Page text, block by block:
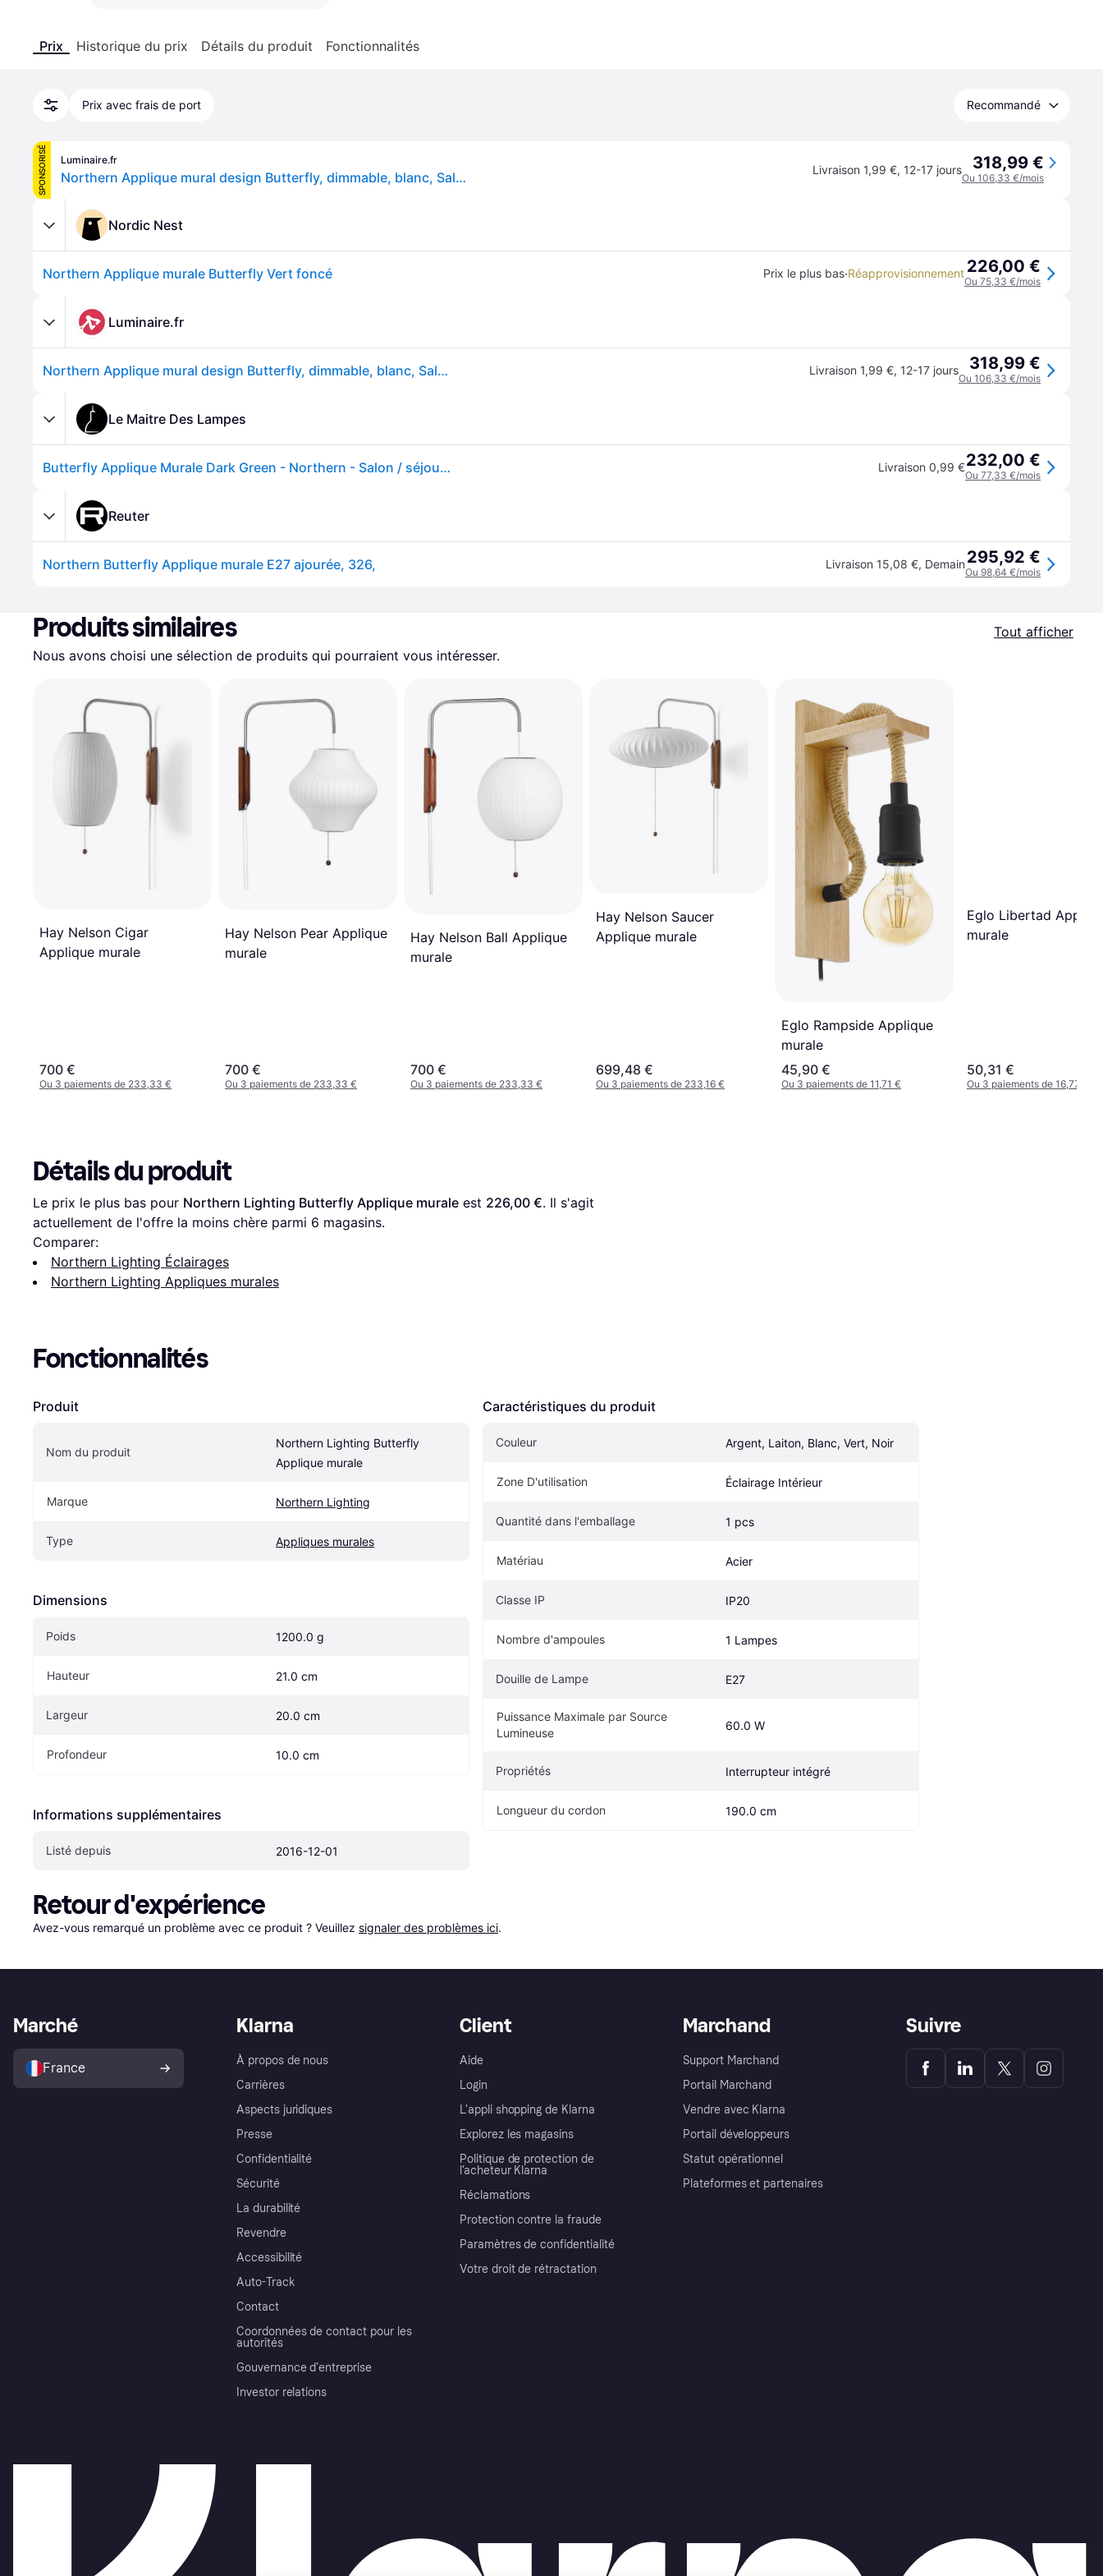
Prix Historique du prix Détails du produit Fonctionnalités
Prix avec frais de port Recommandé
SPONSORISÉ Luminaire.fr
Northern Applique mural design Butterfly, dimmable, blanc, Salon / Salle à manger, Métal, Design, Applique Livraison 1,99 €, 12-17 jours 318,99 €
Ou 106,33 €/mois
Nordic Nest
Northern Applique murale Butterfly Vert foncé Prix le plus bas·Réapprovisionnement 226,00 €
Ou 75,33 €/mois
Luminaire.fr
Northern Applique mural design Butterfly, dimmable, blanc, Salon / Salle à manger, Métal, Design, Applique Livraison 1,99 €, 12-17 jours 318,99 €
Ou 106,33 €/mois
Le Maitre Des Lampes
Butterfly Applique Murale Dark Green - Northern - Salon / séjour - Design - Métal - Multi-ampoules Livraison 0,99 €232,00 €
Ou 77,33 €/mois
Reuter
Northern Butterfly Applique murale E27 ajourée, 326, Livraison 15,08 €, Demain 295,92 €
Ou 98,64 €/mois
Produits similaires
Tout afficher
Nous avons choisi une sélection de produits qui pourraient vous intéresser.
Hay Nelson Cigar
Applique murale
700 €
Ou 3 paiements de 233,33 €
Hay Nelson Pear Applique
murale
700 €
Ou 3 paiements de 233,33 €
Hay Nelson Ball Applique
murale
700 €
Ou 3 paiements de 233,33 €
Hay Nelson Saucer
Applique murale
699,48 €
Ou 3 paiements de 233,16 €
Eglo Rampside Applique
murale
45,90 €
Ou 3 paiements de 11,71 €
Eglo Libertad
murale
50,31 €
Ou 3 paiements de 16,77 €
Détails du produit
Le prix le plus bas pour Northern Lighting Butterfly Applique murale est 226,00 €. Il s'agit
actuellement de l'offre la moins chère parmi 6 magasins.
Comparer:
Northern Lighting Éclairages
Northern Lighting Appliques murales
Fonctionnalités
Produit
Nom du produit
Northern Lighting Butterfly
Applique murale
Marque Northern Lighting
Type Appliques murales
Dimensions
Poids 1200.0 g
Hauteur 21.0 cm
Largeur 20.0 cm
Profondeur 10.0 cm
Informations supplémentaires
Listé depuis 2016-12-01
Caractéristiques du produit
Couleur Argent, Laiton, Blanc, Vert, Noir
Zone D'utilisation Éclairage Intérieur
Quantité dans l'emballage 1 pcs
Matériau Acier
Classe IP IP20
Nombre d'ampoules 1 Lampes
Douille de Lampe E27
Puissance Maximale par Source
Lumineuse
60.0 W
Propriétés Interrupteur intégré
Longueur du cordon 190.0 cm
Retour d'expérience
Avez-vous remarqué un problème avec ce produit ? Veuillez signaler des problèmes ici.
Klarna
À propos de nous
Carrières
Aspects juridiques
Presse
Confidentialité
Sécurité
La durabilité
Revendre
Accessibilité
Auto-Track
Contact
Coordonnées de contact pour les
autorités
Gouvernance d’entreprise
Investor relations
Client
Aide
Login
L'appli shopping de Klarna
Explorez les magasins
Politique de protection de
l’acheteur Klarna
Réclamations
Protection contre la fraude
Paramètres de confidentialité
Votre droit de rétractation
Marchand
Support Marchand
Portail Marchand
Vendre avec Klarna
Portail développeurs
Statut opérationnel
Plateformes et partenaires
Marché
France
Suivre